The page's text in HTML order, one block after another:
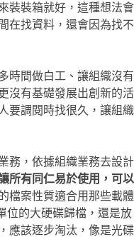
裝裝箱就好，這種想法會
在找資料，還會因為找不
時間做白工、讓組織沒有
沒有基礎發展出創新的活
要調閱時找很久，讓組織
務，依據組織業務去設計
所有同仁易於使用，可以
檔案性質適合用那些載體
位的大硬碟歸檔，還是放
應該逐步淘汰，像是光碟